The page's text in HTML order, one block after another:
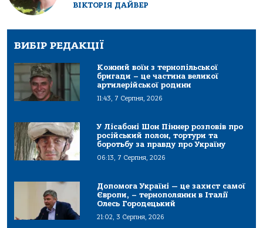
ВІКТОРІЯ ДАЙВЕР
ВИБІР РЕДАКЦІЇ
Кожний воїн з тернопільської
бригади – це частина великої
артилерійської родини
11:43, 7 Серпня, 2026
У Лісабоні Шон Піннер розповів про
російський полон, тортури та
боротьбу за правду про Україну
06:13, 7 Серпня, 2026
Допомога Україні — це захист самої
Європи, – тернополянин в Італії
Олесь Городецький
21:02, 3 Серпня, 2026